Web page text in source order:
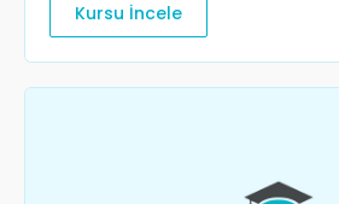
Kursu İncele